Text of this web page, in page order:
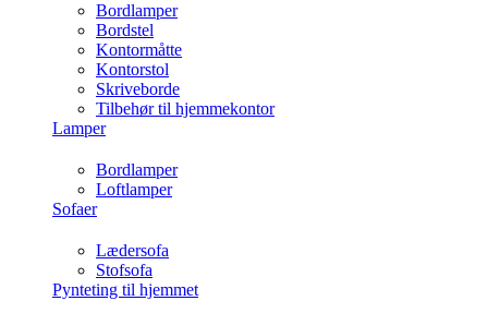
Bordlamper
Bordstel
Kontormåtte
Kontorstol
Skriveborde
Tilbehør til hjemmekontor
Lamper
Bordlamper
Loftlamper
Sofaer
Lædersofa
Stofsofa
Pynteting til hjemmet